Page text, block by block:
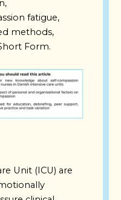
fatigue,
methods,
Form.
Unit (ICU) are